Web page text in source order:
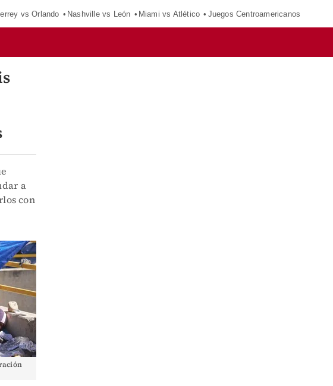
vs Orlando Nashville vs León Miami vs Atlético Juegos Centroamericanos
a
con